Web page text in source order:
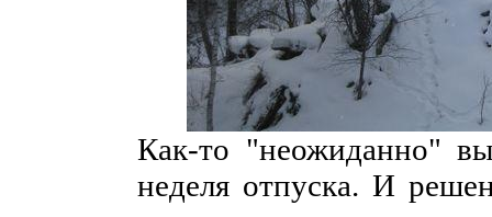
Как-то "неожиданно"
неделя отпуска. И